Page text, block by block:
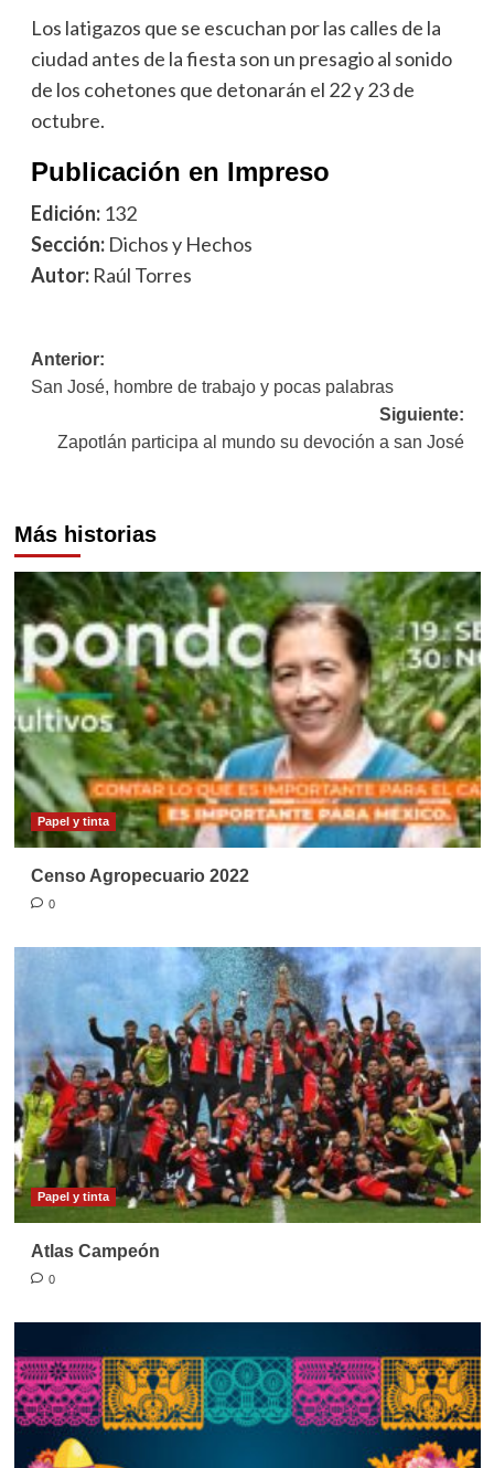
Los latigazos que se escuchan por las calles de la
ciudad antes de la fiesta son un presagio al sonido
de los cohetones que detonarán el 22 y 23 de
octubre.
Publicación en Impreso
Edición:132
Sección:Dichos y Hechos
Autor:Raúl Torres
Navegación
de
entradas
Anterior:
San José, hombre de trabajo y pocas palabras
Siguiente:
Zapotlán participa al mundo su devoción a san José
Más historias
Papel y tinta
Censo Agropecuario 2022
0
Papel y tinta
Atlas Campeón
0